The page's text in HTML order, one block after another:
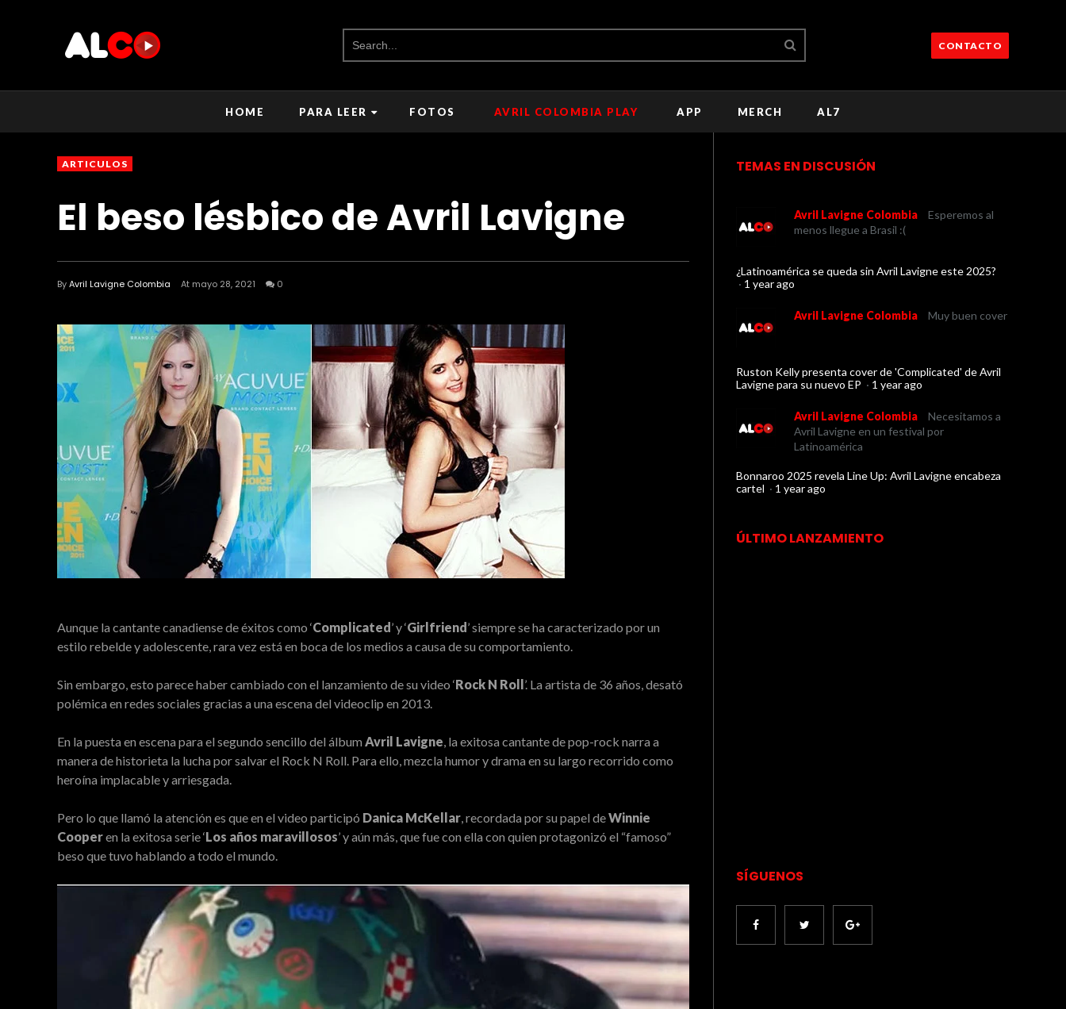
CONTACTO
HOME PARA LEER FOTOS AVRIL COLOMBIA PLAY APP MERCH AL7
ARTICULOS
El beso lésbico de Avril Lavigne
ByAvril Lavigne Colombia At mayo 28, 2021 0
Aunque la cantante canadiense de éxitos como ‘Complicated’ y ‘Girlfriend’ siempre se ha caracterizado por un
estilo rebelde y adolescente, rara vez está en boca de los medios a causa de su comportamiento.
Sin embargo, esto parece haber cambiado con el lanzamiento de su video ‘Rock N Roll’. La artista de 36 años, desató
polémica en redes sociales gracias a una escena del videoclip en 2013.
En la puesta en escena para el segundo sencillo del álbum Avril Lavigne, la exitosa cantante de pop-rock narra a
manera de historieta la lucha por salvar el Rock N Roll. Para ello, mezcla humor y drama en su largo recorrido como
heroína implacable y arriesgada.
Pero lo que llamó la atención es que en el video participó Danica McKellar, recordada por su papel deWinnie
Cooperen la exitosa serie ‘Los años maravillosos’ y aún más, que fue con ella con quien protagonizó el “famoso”
beso que tuvo hablando a todo el mundo.
TEMAS EN DISCUSIÓN
Avril Lavigne Colombia
Esperemos al
menos llegue a Brasil :(
¿Latinoamérica se queda sin Avril Lavigne este 2025?
· 1 year ago
Avril Lavigne Colombia Muy buen cover
Ruston Kelly presenta cover de 'Complicated' de Avril
Lavigne para su nuevo EP · 1 year ago
Avril Lavigne Colombia
Necesitamos a
Avril Lavigne en un festival por
Latinoamérica
Bonnaroo 2025 revela Line Up: Avril Lavigne encabeza
cartel · 1 year ago
ÚLTIMO LANZAMIENTO
SÍGUENOS